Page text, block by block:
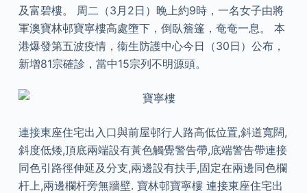
及富碧樓。 周二（3月2日）晚上約9時，一名女子由將
軍澳寶林邨寶寧樓高處墮下，倒臥簷篷，奄奄一息。 本
港爆發第五波疫情，衞生防護中心今日（30日）公布，
新增81宗確診，當中15宗列不明源頭。
連接東座住宅出入口與前屋邨行人路高低位置,斜道寬闊,
斜度低矮,頂底兩端設有黃色觸覺警告帶,底端警告帶連接
同色引路徑伸延及分支,兩邊設有扶手,固定在兩邊同色欄
杆上,兩邊欄杆旁無牆壁. 寶林邨寶寧樓 連接東座住宅出